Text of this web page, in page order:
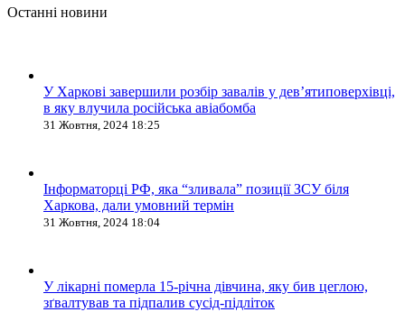
Останні новини
У Харкові завершили розбір завалів у дев’ятиповерхівці,
в яку влучила російська авіабомба
31 Жовтня, 2024 18:25
Інформаторці РФ, яка “зливала” позиції ЗСУ біля
Харкова, дали умовний термін
31 Жовтня, 2024 18:04
У лікарні померла 15-річна дівчина, яку бив цеглою,
зґвалтував та підпалив сусід-підліток